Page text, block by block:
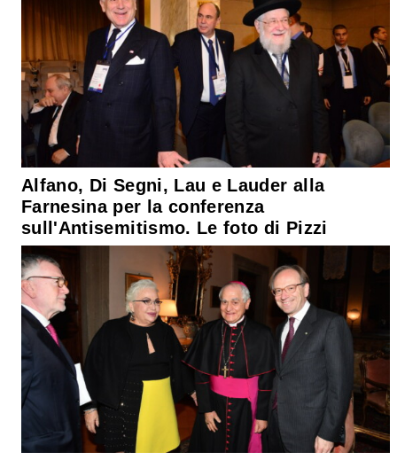
Alfano, Di Segni, Lau e Lauder alla
Farnesina per la conferenza
sull'Antisemitismo. Le foto di Pizzi